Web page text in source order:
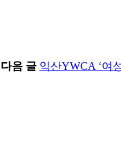
다음 글 익산YWCA ‘여